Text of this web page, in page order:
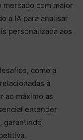
com maior
a IA para analisar
personalizada aos
como a
à
ao máximo as
entender
garantindo